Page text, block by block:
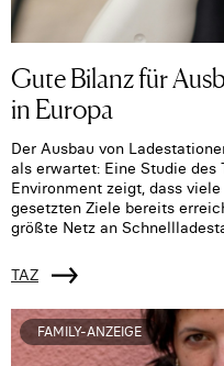
Gute Bilanz für
in Europa
Der Ausbau von
als erwartet: Eine Studie des
Environment zeigt, dass
gesetzten Ziele bereits
größte Netz an
TAZ
FAMILY-ANZEIGE